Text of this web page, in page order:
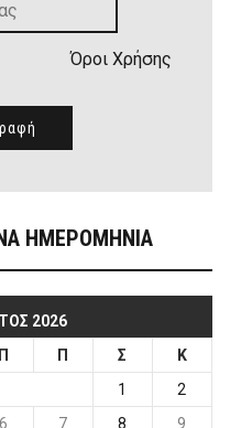
Όροι Χρήσης
ΗΜΕΡΟΜΗΝΙΑ
2026
Π Π Σ
Κ
1
2
6 7 8 9